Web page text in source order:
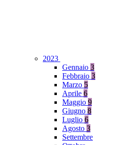
2023
Gennaio 3
Febbraio 3
Marzo 5
Aprile 6
Maggio 9
Giugno 8
Luglio 6
Agosto 3
Settembre